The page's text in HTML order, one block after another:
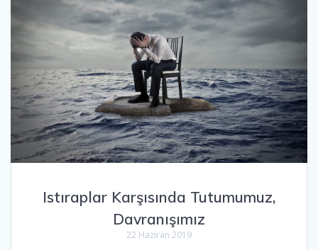
Istıraplar Karşısında Tutumumuz,
Davranışımız
22 Haziran 2019